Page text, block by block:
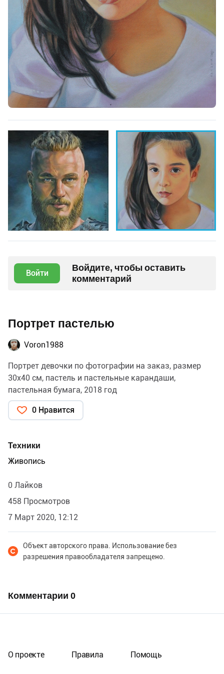
Войти
Войдите, чтобы оставить
комментарий
Портрет пастелью
Voron1988
Портрет девочки по фотографии на заказ, размер
30х40 см, пастель и пастельные карандаши,
пастельная бумага, 2018 год
0 Нравится
Техники
Живопись
0 Лайков
458 Просмотров
7 Март 2020, 12:12
Объект авторского права. Использование без
разрешения правообладателя запрещено.
Комментарии 0
О проекте Правила Помощь